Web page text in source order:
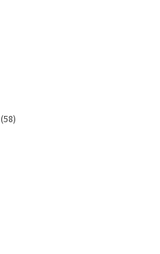
(58)